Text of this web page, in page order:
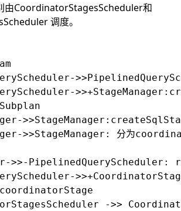
由CoordinatorStagesScheduler和
调度。
>>StageManager: 分为
>>-PipelinedQueryScheduler:
->>